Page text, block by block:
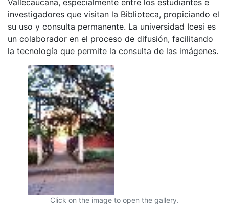
investigadores que visitan la Biblioteca, propiciando el
su uso y consulta permanente. La universidad Icesi es
un colaborador en el proceso de difusión, facilitando
la tecnología que permite la consulta de las imágenes.
Click on the image to open the gallery.